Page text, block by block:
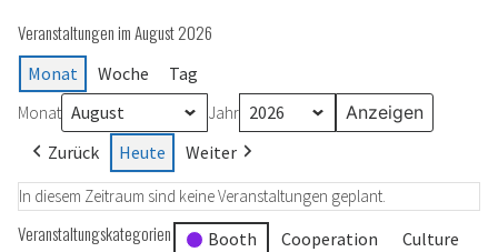
Veranstaltungen im August 2026
Monat Woche Tag
Monat Jahr
Zurück Heute Weiter
In diesem Zeitraum sind keine Veranstaltungen geplant.
Veranstaltungskategorien Booth Cooperation
Culture